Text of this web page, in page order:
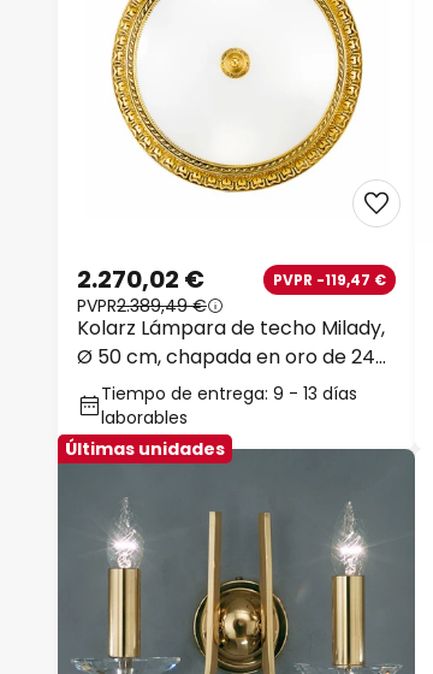
Kolarz Lámpara de techo Milady,
Ø 50 cm, chapada en oro de 24
quilates
2.270,02 € PVPR -119,47 €
PVPR2.389,49 €
Tiempo de entrega: 9 - 13 días
laborables
Últimas unidades